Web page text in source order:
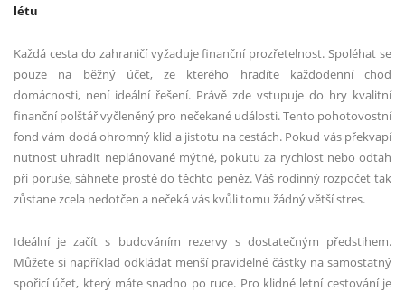
létu
Každá cesta do zahraničí vyžaduje finanční prozřetelnost. Spoléhat se
pouze na běžný účet, ze kterého hradíte každodenní chod
domácnosti, není ideální řešení. Právě zde vstupuje do hry kvalitní
finanční polštář vyčleněný pro nečekané události. Tento pohotovostní
fond vám dodá ohromný klid a jistotu na cestách. Pokud vás překvapí
nutnost uhradit neplánované mýtné, pokutu za rychlost nebo odtah
při poruše, sáhnete prostě do těchto peněz. Váš rodinný rozpočet tak
zůstane zcela nedotčen a nečeká vás kvůli tomu žádný větší stres.
Ideální je začít s budováním rezervy s dostatečným předstihem.
Můžete si například odkládat menší pravidelné částky na samostatný
spořicí účet, který máte snadno po ruce. Pro klidné letní cestování je